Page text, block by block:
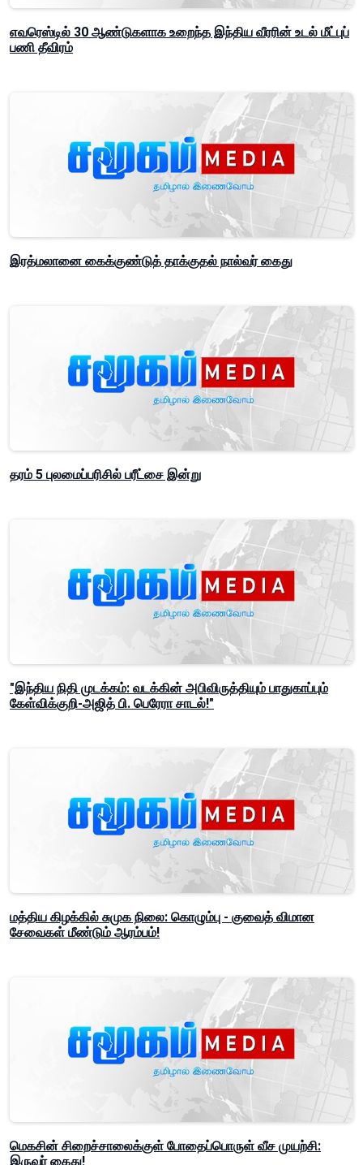
எவரெஸ்டில் 30 ஆண்டுகளாக உறைந்த இந்திய வீரரின் உடல் மீட்புப்
பணி தீவிரம்
இரத்மலானை கைக்குண்டுத் தாக்குதல் நால்வர் கைது
தரம் 5 புலமைப்பரிசில் பரீட்சை இன்று
"இந்திய நிதி முடக்கம்: வடக்கின் அபிவிருத்தியும் பாதுகாப்பும்
கேள்விக்குறி-அஜித் பி. பெரேரா சாடல்!"
மத்திய கிழக்கில் சுமுக நிலை: கொழும்பு - குவைத் விமான
சேவைகள் மீண்டும் ஆரம்பம்!
மெகசின் சிறைச்சாலைக்குள் போதைப்பொருள் வீச முயற்சி:
இருவர் கைது!